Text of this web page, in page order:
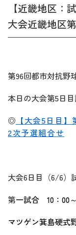
【近畿地区：
大会近畿地区
第96回都市対抗野
本日の大会第5日
◎ 【大会5日目
2次予選組合せ
大会6日目（6/6）
第一試合 10：00～
マツゲン箕島硬